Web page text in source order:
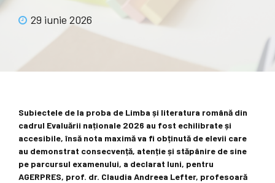
29 iunie 2026
Subiectele de la proba de Limba și literatura română din
cadrul Evaluării naționale 2026 au fost echilibrate și
accesibile, însă nota maximă va fi obținută de elevii care
au demonstrat consecvență, atenție și stăpânire de sine
pe parcursul examenului, a declarat luni, pentru
AGERPRES, prof. dr. Claudia Andreea Lefter, profesoară